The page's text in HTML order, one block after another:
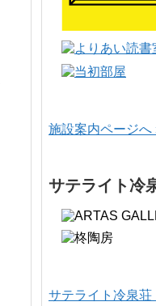
施設案内ページへ
サテライト冷
サテライト冷泉